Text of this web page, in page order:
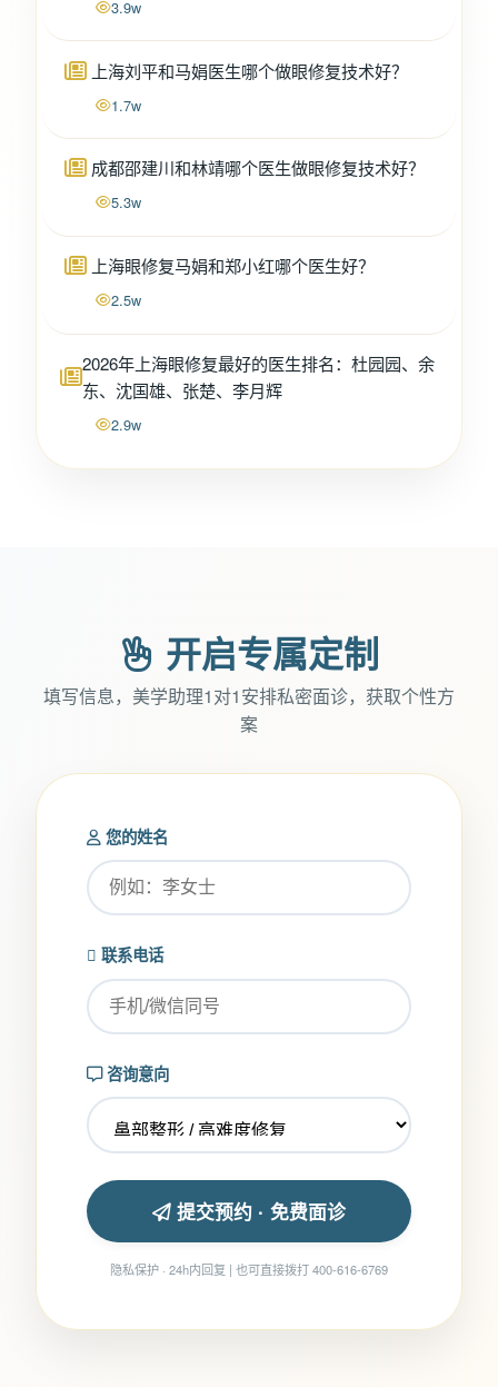
3.9w
上海刘平和马娟医生哪个做眼修复技术好？
1.7w
成都邵建川和林靖哪个医生做眼修复技术好？
5.3w
上海眼修复马娟和郑小红哪个医生好？
2.5w
2026年上海眼修复最好的医生排名：杜园园、余
东、沈国雄、张楚、李月辉
2.9w
开启专属定制
填写信息，美学助理1对1安排私密面诊，获取个性方
案
您的姓名
联系电话
咨询意向
提交预约 · 免费面诊
隐私保护 · 24h内回复 | 也可直接拨打 400-616-6769